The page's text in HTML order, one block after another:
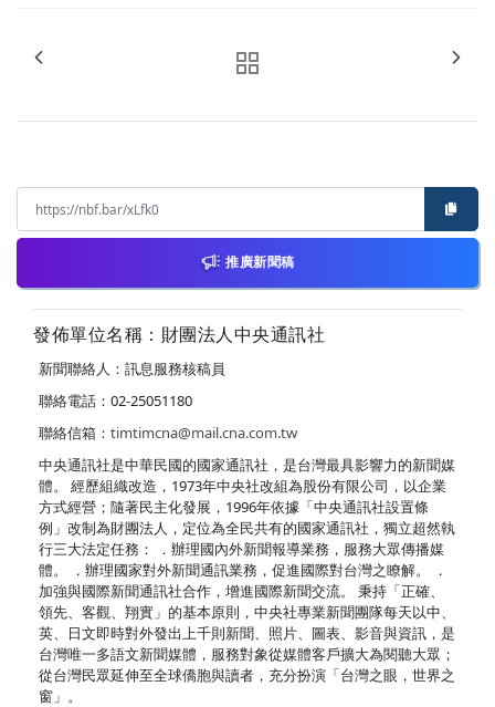
推廣新聞稿
發佈單位名稱：財團法人中央通訊社
新聞聯絡人：訊息服務核稿員
聯絡電話：02-25051180
聯絡信箱： timtimcna@mail.cna.com.tw
中央通訊社是中華民國的國家通訊社，是台灣最具影響力的新聞媒
體。 經歷組織改造，1973年中央社改組為股份有限公司，以企業
方式經營；隨著民主化發展，1996年依據「中央通訊社設置條
例」改制為財團法人，定位為全民共有的國家通訊社，獨立超然執
行三大法定任務： ．辦理國內外新聞報導業務，服務大眾傳播媒
體。 ．辦理國家對外新聞通訊業務，促進國際對台灣之瞭解。 ．
加強與國際新聞通訊社合作，增進國際新聞交流。 秉持「正確、
領先、客觀、翔實」的基本原則，中央社專業新聞團隊每天以中、
英、日文即時對外發出上千則新聞、照片、圖表、影音與資訊，是
台灣唯一多語文新聞媒體，服務對象從媒體客戶擴大為閱聽大眾；
從台灣民眾延伸至全球僑胞與讀者，充分扮演「台灣之眼，世界之
窗」。